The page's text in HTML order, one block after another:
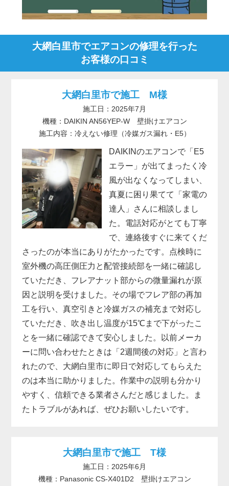
大網白里市でエアコンの修理を行った
お客様の口コミ
大網白里市で施工 M様
施工日：2025年7月
機種：DAIKIN AN56YEP-W 壁掛けエアコン
施工内容：冷えない修理（冷媒ガス漏れ・E5）
DAIKINのエアコンで「E5
エラー」が出てまったく冷
風が出なくなってしまい、
真夏に困り果てて「家電の
達人」さんに相談しまし
た。電話対応がとても丁寧
で、連絡後すぐに来てくだ
さったのが本当にありがたかったです。点検時に
室外機の高圧側圧力と配管接続部を一緒に確認し
ていただき、フレアナット部からの微量漏れが原
因と説明を受けました。その場でフレア部の再加
工を行い、真空引きと冷媒ガスの補充まで対応し
ていただき、吹き出し温度が15℃まで下がったこ
とを一緒に確認できて安心しました。以前メーカ
ーに問い合わせたときは「2週間後の対応」と言わ
れたので、大網白里市に即日で対応してもらえた
のは本当に助かりました。作業中の説明も分かり
やすく、信頼できる業者さんだと感じました。ま
たトラブルがあれば、ぜひお願いしたいです。
大網白里市で施工 T様
施工日：2025年6月
機種：Panasonic CS-X401D2 壁掛けエアコン